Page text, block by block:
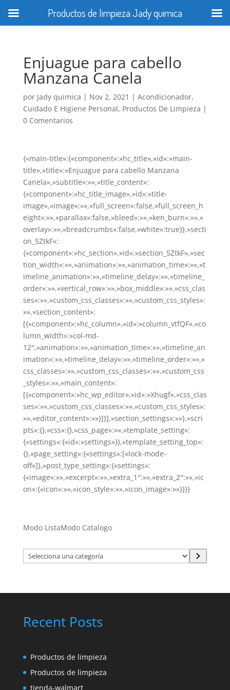
Enjuague para cabello
Manzana Canela
por Jady quimica | Nov 2, 2021 | Acondicionador,
Cuidado E Higiene Personal, Productos De Limpieza |
0 Comentarios
{«main-title»:{«component»:»hc_title»,»id»:»main-
title»,»title»:»Enjuague para cabello Manzana
Canela»,»subtitle»:»»,»title_content»:
{«component»:»hc_title_image»,»id»:»title-
image»,»image»:»»,»full_screen»:false,»full_screen_h
eight»:»»,»parallax»:false,»bleed»:»»,»ken_burn»:»»,»
overlay»:»»,»breadcrumbs»:false,»white»:true}},»secti
on_5ZtkF»:
{«component»:»hc_section»,»id»:»section_5ZtkF»,»sec
tion_width»:»»,»animation»:»»,»animation_time»:»»,»t
imeline_animation»:»»,»timeline_delay»:»»,»timeline_
order»:»»,»vertical_row»:»»,»box_middle»:»»,»css_clas
ses»:»»,»custom_css_classes»:»»,»custom_css_styles»:
»»,»section_content»:
[{«component»:»hc_column»,»id»:»column_vtfQF»,»co
lumn_width»:»col-md-
12″,»animation»:»»,»animation_time»:»»,»timeline_an
imation»:»»,»timeline_delay»:»»,»timeline_order»:»»,»
css_classes»:»»,»custom_css_classes»:»»,»custom_css
_styles»:»»,»main_content»:
[{«component»:»hc_wp_editor»,»id»:»Xhugf»,»css_clas
ses»:»»,»custom_css_classes»:»»,»custom_css_styles»:
»»,»editor_content»:»»}]}],»section_settings»:»»},»scri
pts»:{},»css»:{},»css_page»:»»,»template_setting»:
{«settings»:{«id»:»settings»}},»template_setting_top»:
{},»page_setting»:{«settings»:[«lock-mode-
off»]},»post_type_setting»:{«settings»:
{«image»:»»,»excerpt»:»»,»extra_1″:»»,»extra_2″:»»,»ic
on»:{«icon»:»»,»icon_style»:»»,»icon_image»:»»}}}}
Modo ListaModo Catalogo
Selecciona
una
Recent Posts
Productos de limpieza
Productos de limpieza
tienda-walmart
Productos de limpieza Jady quimica